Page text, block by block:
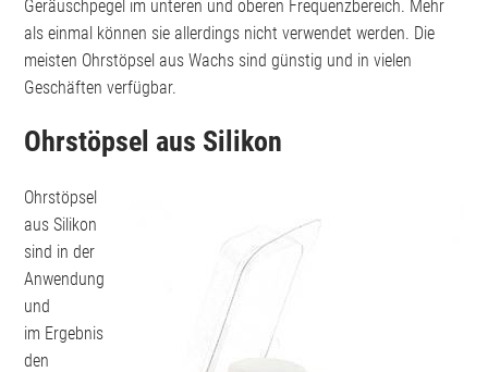
Geräuschpegel im unteren und oberen Frequenzbereich. Mehr
als einmal können sie allerdings nicht verwendet werden. Die
meisten Ohrstöpsel aus Wachs sind günstig und in vielen
Geschäften verfügbar.
Ohrstöpsel aus Silikon
Ohrstöpsel
aus Silikon
sind in der
Anwendung
und
im Ergebnis
den